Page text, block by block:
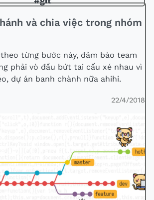
và chia việc trong nhóm
từng bước này, đảm bảo team
phải vò đầu bứt tai cấu xé nhau vì
dự án banh chành nữa ahihi.
22/4/2018